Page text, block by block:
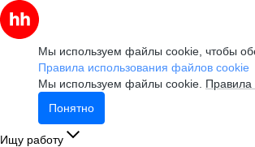
Мы используем файлы cookie, чтобы
Правила использования файлов cookie
Мы используем файлы cookie. Правила
Понятно
Ищу работу